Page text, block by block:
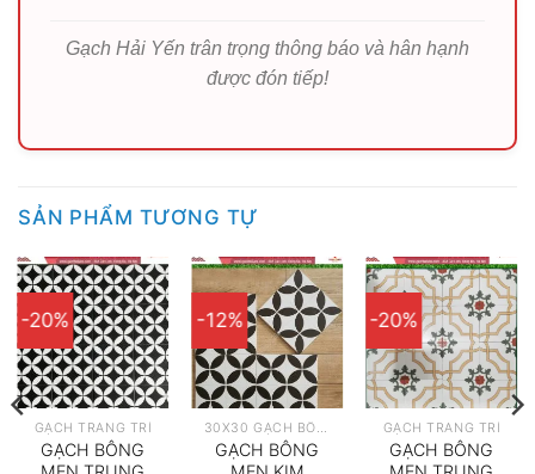
Gạch Hải Yến trân trọng thông báo và hân hạnh
được đón tiếp!
SẢN PHẨM TƯƠNG TỰ
-20%
GẠCH TRANG TRÍ
GẠCH BÔNG
-12%
30X30 GẠCH BÔNG
GẠCH BÔNG
-20%
GẠCH TRANG TRÍ
GẠCH BÔNG